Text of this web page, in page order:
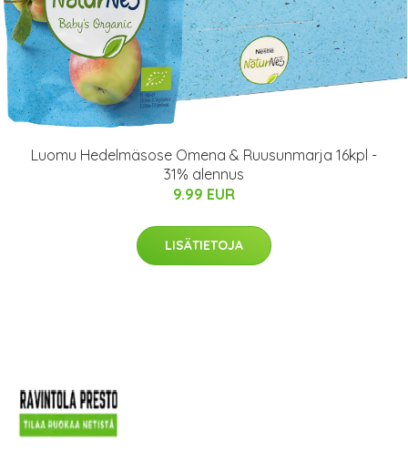
Luomu Hedelmäsose Omena & Ruusunmarja 16kpl -
31% alennus
9.99 EUR
LISÄTIETOJA